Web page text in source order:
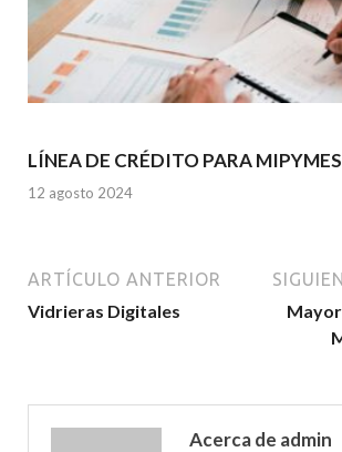
LÍNEA DE CRÉDITO PARA MIPYMES
12 agosto 2024
ARTÍCULO ANTERIOR
Vidrieras Digitales
Acerca de admin